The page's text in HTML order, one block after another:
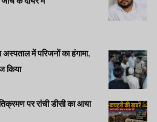
में परिजनों का हंगामा,
का आरोप खारिज किया
पर रांची डीसी का आया